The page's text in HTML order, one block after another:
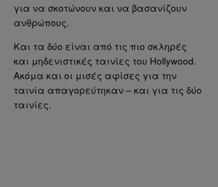
για να σκοτώνουν και να βασανίζουν
ανθρώπους.
Και τα δύο είναι από τις πιο σκληρές
και μηδενιστικές ταινίες του Hollywood.
Ακόμα και οι μισές αφίσες για την
ταινία απαγορεύτηκαν – και για τις δύο
ταινίες.